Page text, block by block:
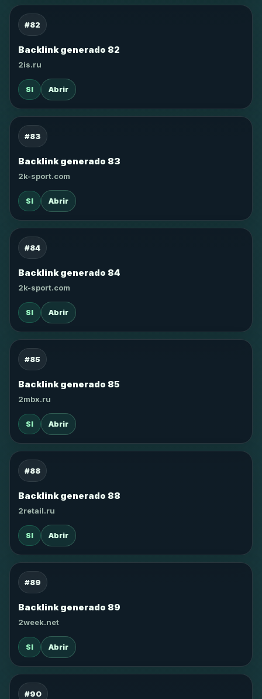
#82
Backlink generado 82
2is.ru
SI Abrir
#83
Backlink generado 83
2k-sport.com
SI Abrir
#84
Backlink generado 84
2k-sport.com
SI Abrir
#85
Backlink generado 85
2mbx.ru
SI Abrir
#88
Backlink generado 88
2retail.ru
SI Abrir
#89
Backlink generado 89
2week.net
SI Abrir
#90